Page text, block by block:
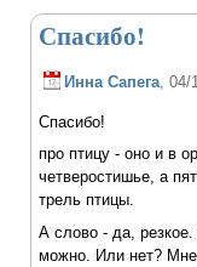
Спасибо!
Инна Сапега ,
Спасибо!
про птицу - оно и в
четверостишье, а
трель птицы.
А слово - да,
можно. Или нет? Мне